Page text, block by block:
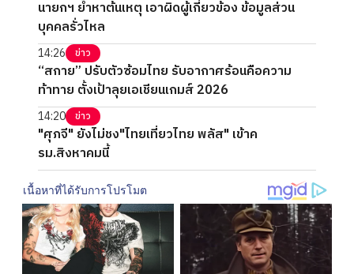
นายกฯ ย้ำหาต้นเหตุ เอาผิดผู้เกี่ยวข้อง ข้อมูลส่วน
บุคคลรั่วไหล
14:26 ข่าว
“สกาย” ปรับตัวซ้อมไทย รับอากาศร้อนคือความ
ท้าทาย ตั้งเป้าลุยเอเชียนเกมส์ 2026
14:20 ข่าว
"ศุภจี" ยังไม่ชง"ไทยเที่ยวไทย พลัส" เข้าค
รม.สิงหาคมนี้